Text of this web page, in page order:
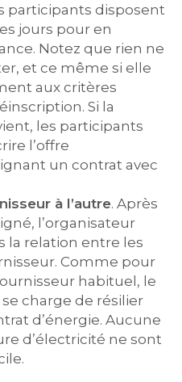
participants disposent
jours pour en
Notez que rien ne
et ce même si elle
aux critères
Si la
les participants
l’offre
un contrat avec
à l’autre. Après
l’organisateur
la relation entre les
Comme pour
habituel, le
charge de résilier
d’énergie. Aucune
d’électricité ne sont